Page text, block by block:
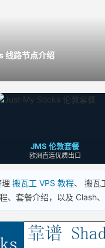
线路节点介绍
JMS 伦敦套餐
欧洲直连优质出口
搬瓦工 VPS 教程、 搬瓦
、套餐介绍，以及 Clash